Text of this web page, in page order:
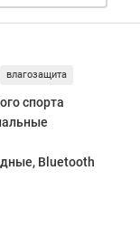
влагозащита
спорта
Bluetooth